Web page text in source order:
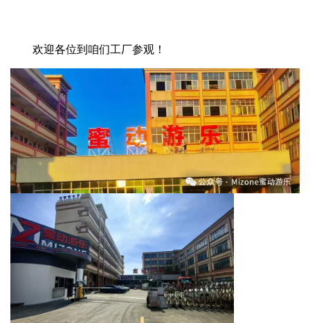
欢迎各位到咱们工厂参观！